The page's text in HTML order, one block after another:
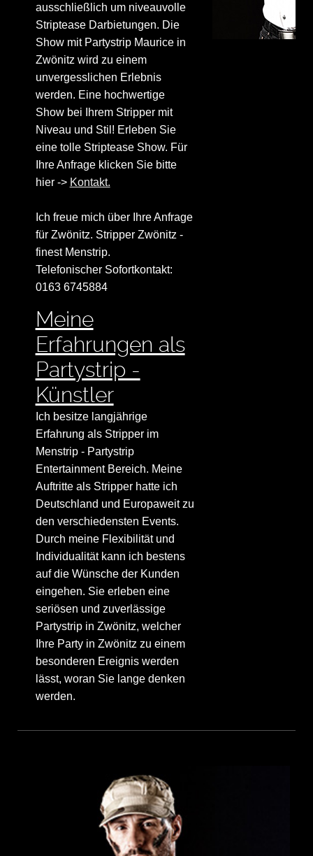
ausschließlich um niveauvolle
Striptease Darbietungen. Die
Show mit Partystrip Maurice in
Zwönitz wird zu einem
unvergesslichen Erlebnis
werden. Eine hochwertige
Show bei Ihrem Stripper mit
Niveau und Stil! Erleben Sie
eine tolle Striptease Show. Für
Ihre Anfrage klicken Sie bitte
hier -> Kontakt.
Ich freue mich über Ihre Anfrage
für Zwönitz. Stripper Zwönitz -
finest Menstrip.
Telefonischer Sofortkontakt:
0163 6745884
Meine
Erfahrungen als
Partystrip -
Künstler
Ich besitze langjährige
Erfahrung als Stripper im
Menstrip - Partystrip
Entertainment Bereich. Meine
Auftritte als Stripper hatte ich
Deutschland und Europaweit zu
den verschiedensten Events.
Durch meine Flexibilität und
Individualität kann ich bestens
auf die Wünsche der Kunden
eingehen. Sie erleben eine
seriösen und zuverlässige
Partystrip in Zwönitz, welcher
Ihre Party in Zwönitz zu einem
besonderen Ereignis werden
lässt, woran Sie lange denken
werden.